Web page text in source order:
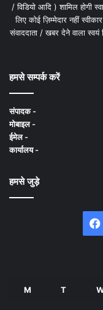
/ विडियो आदि ) शामिल होगी
लिए कोई ज़िम्मेदार नहीं
संवाददाता / खबर देने वाला
हमसे सम्पर्क करें
संपादक -
मोबाइल -
ईमेल -
कार्यालय -
हमसे जुड़े
M T